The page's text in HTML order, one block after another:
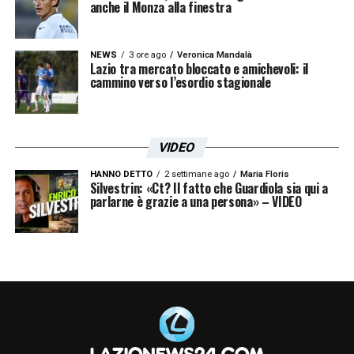
2026/2027.
LA PLAYLIST DELLE NOSTRE TOP NEWS
anche il Monza alla finestra
NEWS 3 ore ago Veronica Mandalà
Lazio tra mercato bloccato e amichevoli: il
cammino verso l’esordio stagionale
VIDEO
HANNO DETTO 2 settimane ago Maria Floris
Silvestrin: «Ct? Il fatto che Guardiola sia qui a
parlarne è grazie a una persona» – VIDEO